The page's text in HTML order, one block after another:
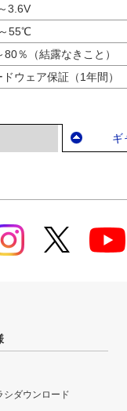
3.6V
55℃
80％（結露なきこと）
ウェア保証（1年間）
ギ
シダウンロード